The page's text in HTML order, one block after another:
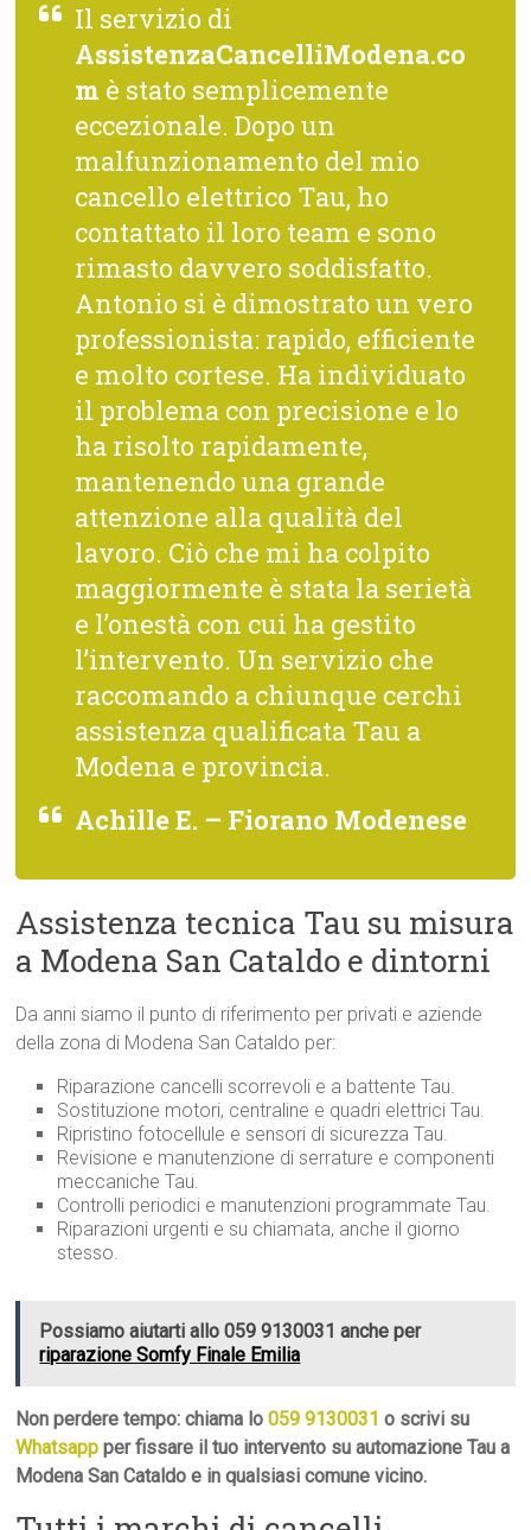
Il servizio di
AssistenzaCancelliModena.co
m è stato semplicemente
eccezionale. Dopo un
malfunzionamento del mio
cancello elettrico Tau, ho
contattato il loro team e sono
rimasto davvero soddisfatto.
Antonio si è dimostrato un vero
professionista: rapido, efficiente
e molto cortese. Ha individuato
il problema con precisione e lo
ha risolto rapidamente,
mantenendo una grande
attenzione alla qualità del
lavoro. Ciò che mi ha colpito
maggiormente è stata la serietà
e l’onestà con cui ha gestito
l’intervento. Un servizio che
raccomando a chiunque cerchi
assistenza qualificata Tau a
Modena e provincia.
Achille E. – Fiorano Modenese
Assistenza tecnica Tau su misura
a Modena San Cataldo e dintorni
Da anni siamo il punto di riferimento per privati e aziende
della zona di Modena San Cataldo per:
Riparazione cancelli scorrevoli e a battente Tau.
Sostituzione motori, centraline e quadri elettrici Tau.
Ripristino fotocellule e sensori di sicurezza Tau.
Revisione e manutenzione di serrature e componenti
meccaniche Tau.
Controlli periodici e manutenzioni programmate Tau.
Riparazioni urgenti e su chiamata, anche il giorno
stesso.
Possiamo aiutarti allo 059 9130031 anche per
riparazione Somfy Finale Emilia
Non perdere tempo: chiama lo059 9130031 o scrivi su
Whatsapp per fissare il tuo intervento su automazione Tau a
Modena San Cataldo e in qualsiasi comune vicino.